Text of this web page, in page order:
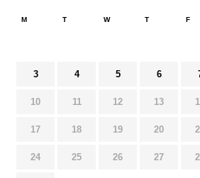
M T W T F
3 4 5 6
10 11 12 13
17 18 19 20
24 25 26 27